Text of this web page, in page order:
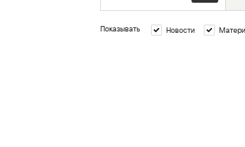
Показывать Новости